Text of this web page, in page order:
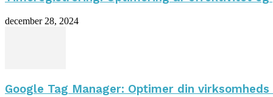
december 28, 2024
Google Tag Manager: Optimer din